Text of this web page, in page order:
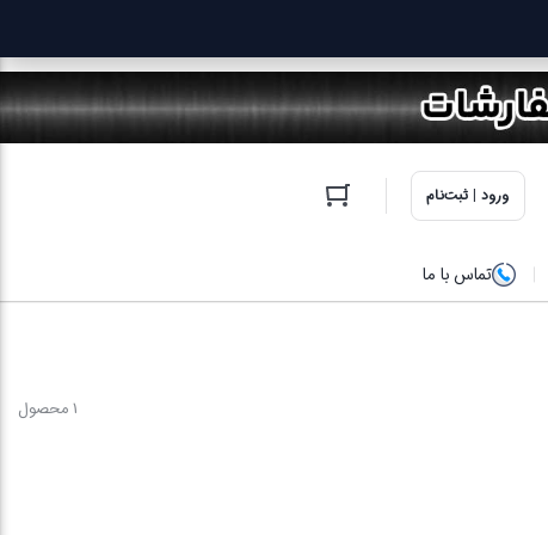
ورود | ثبت‌نام
تماس با ما
1 محصول